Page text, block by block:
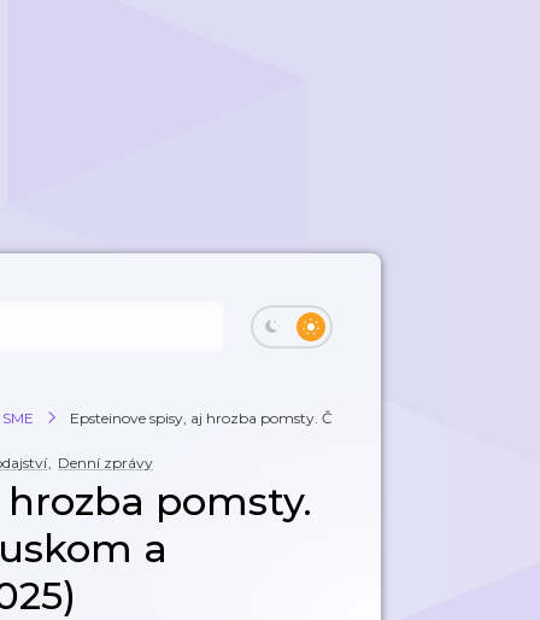
Epsteinove spisy, aj hrozba pomsty. Čo sa ...
, Denní zprávy
pomsty.
a